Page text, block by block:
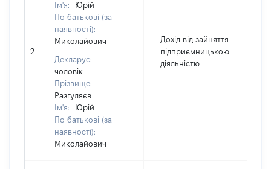
2
Ім'я:
Юрій
По батькові (за
наявності):
Миколайович
Декларує:
чоловік
Прізвище:
Разгуляєв
Ім'я:
Юрій
По батькові (за
наявності):
Миколайович
Дохід від зайняття
підприємницькою
діяльністю